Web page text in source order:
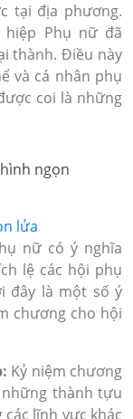
tại địa phương.
hiệp Phụ nữ đã
thành. Điều này
và cá nhân phụ
coi là những
lửa
nữ có ý nghĩa
lệ các hội phụ
đây là một số ý
chương cho hội
Kỷ niệm chương
thành tựu
lĩnh vực khác